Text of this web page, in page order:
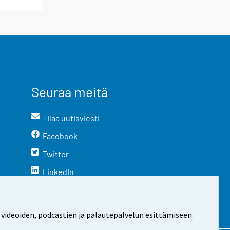
podcastien ja palautepalvelun esittämiseen.
Seuraa meitä
Tilaa uutisviesti
Facebook
Twitter
LinkedIn